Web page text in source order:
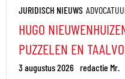
JURIDISCH NIEUWS
HUGO
PUZZELEN EN
3 augustus 2026 redactie Mr.